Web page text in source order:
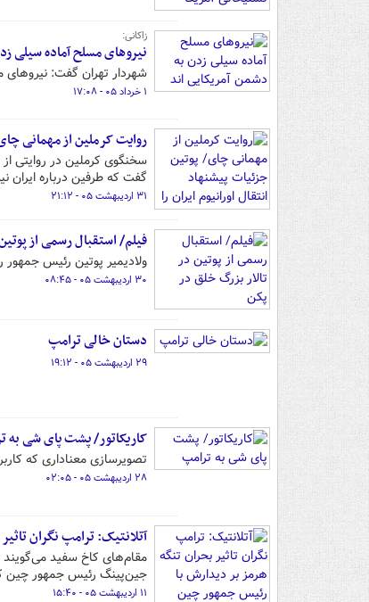
زاکانی:
نیروهای مسلح آماده سیلی
شهردار تهران گفت:
۱ خرداد ۰۵ - ۱۷:۰۸
روایت کرملین از مهمانی
سخنگوی کرملین در روایتی
گفت که طرفین درباره ایران
۳۱ اردیبهشت ۰۵ - ۲۱:۱۲
فیلم/ استقبال رسمی از
ولادیمیر پوتین رئیس
۳۰ اردیبهشت ۰۵ - ۰۸:۴۵
دستان خالی ترامپ
۲۹ اردیبهشت ۰۵ - ۱۹:۱۲
کاریکاتور/ پشت پای شی به
تصویرسازی معناداری که
۲۸ اردیبهشت ۰۵ - ۰۲:۰۵
آتلانتیک: ترامپ نگران
مقام‌های کاخ سفید می‌گویند
جین‌پینگ رئیس جمهور چین که ۱۴ مه انجام می‌شود، تاثیر
۱۱ اردیبهشت ۰۵ - ۱۵:۴۰